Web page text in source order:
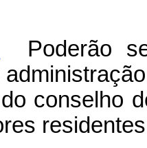
Poderão
conselho